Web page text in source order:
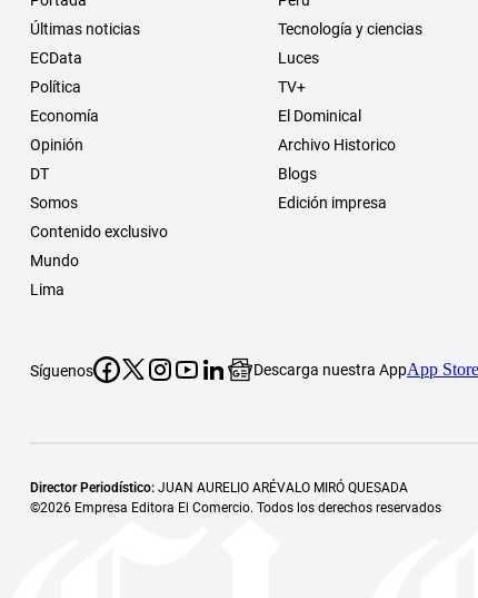
Últimas noticias
ECData
Política
Economía
Opinión
DT
Somos
Contenido exclusivo
Mundo
Lima
Tecnología y ciencias
Luces
TV+
El Dominical
Archivo Historico
Blogs
Edición impresa
Síguenos Descarga nuestra AppApp Store
Director Periodístico: JUAN AURELIO ARÉVALO MIRÓ QUESADA
©2026 Empresa Editora El Comercio. Todos los derechos reservados